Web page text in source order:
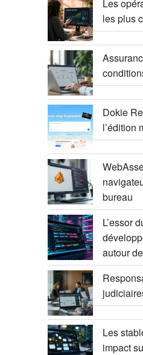
Les
les plus
Dokie
l’édition
bureau
L’essor
autour
Les
impact